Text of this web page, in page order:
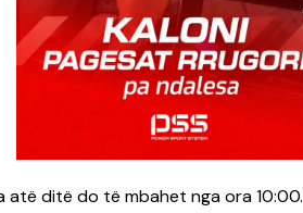
atë ditë do të mbahet nga ora 10:00.